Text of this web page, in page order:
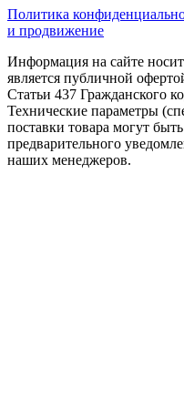
Политика
и продвижение
Информация на сайте
является публичной
Статьи 437 Гражданского
Технические параметры
поставки товара могут
предварительного
наших менеджеров.